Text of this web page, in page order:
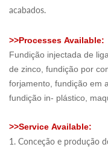
acabados.
>>Processes Available:
Fundição injectada de
de zinco, fundição por
forjamento, fundição em
fundição in- plástico,
>>Service Available:
1. Conceção e produção